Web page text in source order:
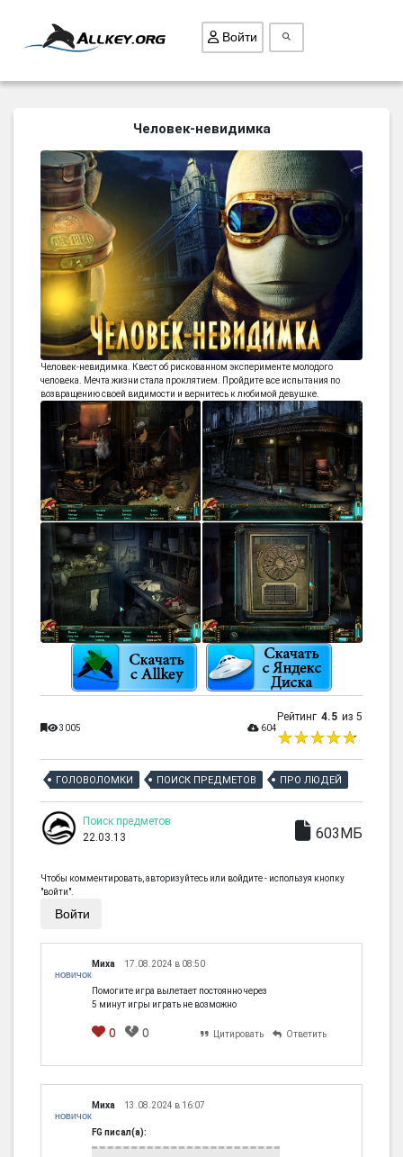
ПОИСК ПРЕДМЕТОВ
ГОЛОВОЛОМКИ
БИЗНЕС
ТРИ-В-РЯД
СТРАТЕГИИ
СТРЕЛЯЛКИ
КВЕСТ
КАК СКАЧАТЬ
НОВОСТИ
Войти
Человек-невидимка
Человек-невидимка. Квест об рискованном эксперименте молодого
человека. Мечта жизни стала проклятием. Пройдите все испытания по
возвращению своей видимости и вернитесь к любимой девушке.
3005 604
Рейтинг 4.5 из 5
ГОЛОВОЛОМКИ ПОИСК ПРЕДМЕТОВ ПРО ЛЮДЕЙ
Поиск предметов
22.03.13
603МБ
Чтобы комментировать, авторизуйтесь или войдите - используя кнопку
"войти".
Войти
НОВИЧОК
Миха 17.08.2024 в 08:50
Помогите игра вылетает постоянно через
5 минут игры играть не возможно
0 0 Цитировать Ответить
НОВИЧОК
Миха 13.08.2024 в 16:07
FG писал(а):